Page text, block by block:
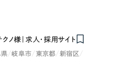
ノ様｜求人・採用サイト
岐阜市 東京都
新宿区